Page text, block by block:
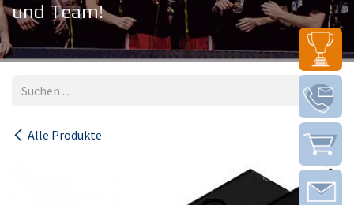
und Team!
Alle Produkte